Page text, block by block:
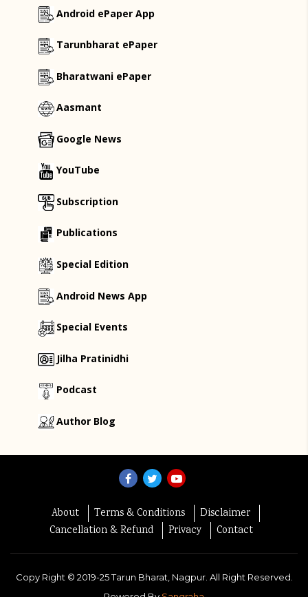
Android ePaper App
Tarunbharat ePaper
Bharatwani ePaper
Aasmant
Google News
YouTube
Subscription
Publications
Special Edition
Android News App
Special Events
Jilha Pratinidhi
Podcast
Author Blog
About Terms & Conditions
Disclaimer
Cancellation & Refund
Privacy Contact
Copy Right © 2019-25Tarun Bharat, Nagpur. All Right Reserved.